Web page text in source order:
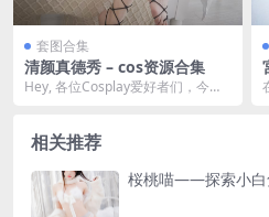
套图合集
清颜真德秀 – cos资源合集
Hey, 各位Cosplay爱好者们，今天
相关推荐
桜桃喵——探索小白